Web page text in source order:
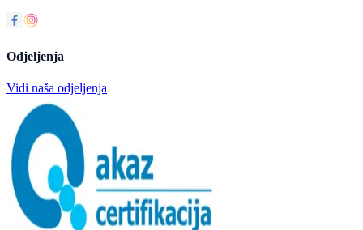
Odjeljenja
Vidi naša odjeljenja